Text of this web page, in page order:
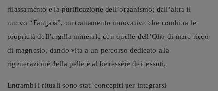
rilassamento e la purificazione dell’organismo; dall’altra il
nuovo “Fangaia”, un trattamento innovativo che combina le
proprietà dell’argilla minerale con quelle dell’Olio di mare ricco
di magnesio, dando vita a un percorso dedicato alla
rigenerazione della pelle e al benessere dei tessuti.
Entrambi i rituali sono stati concepiti per integrarsi